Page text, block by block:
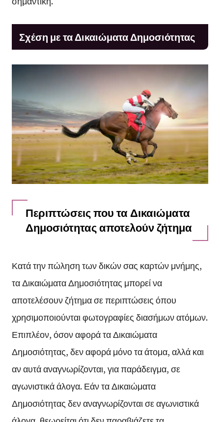
Σχέση με τα Δικαιώματα Δημοσιότητας
Περιπτώσεις που τα Δικαιώματα
Δημοσιότητας αποτελούν ζήτημα
Κατά την πώληση των δικών σας καρτών μνήμης,
τα Δικαιώματα Δημοσιότητας μπορεί να
αποτελέσουν ζήτημα σε περιπτώσεις όπου
χρησιμοποιούνται φωτογραφίες διασήμων ατόμων.
Επιπλέον, όσον αφορά τα Δικαιώματα
Δημοσιότητας, δεν αφορά μόνο τα άτομα, αλλά και
αν αυτά αναγνωρίζονται, για παράδειγμα, σε
αγωνιστικά άλογα. Εάν τα Δικαιώματα
Δημοσιότητας δεν αναγνωρίζονται σε αγωνιστικά